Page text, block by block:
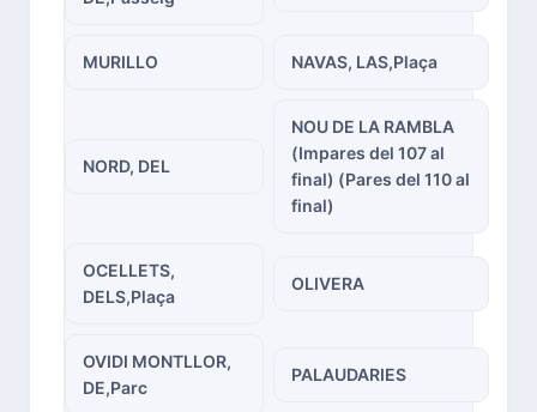
MURILLO NAVAS, LAS,Plaça
NORD, DEL
NOU DE LA RAMBLA
(Impares del 107 al
final) (Pares del 110 al
final)
OCELLETS,
DELS,Plaça
OLIVERA
OVIDI MONTLLOR,
DE,Parc
PALAUDARIES